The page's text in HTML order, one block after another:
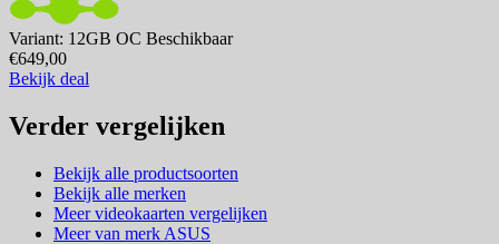
Variant: 12GB OC Beschikbaar
€649,00
Bekijk deal
Verder vergelijken
Bekijk alle productsoorten
Bekijk alle merken
Meer videokaarten vergelijken
Meer van merk ASUS